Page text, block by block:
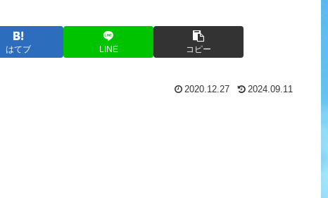
はてブ LINE コピー
2020.12.27 2024.09.11